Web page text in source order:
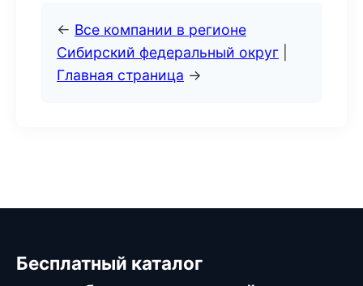
← Все компании в регионе
Сибирский федеральный округ
Главная страница →
Бесплатный каталог